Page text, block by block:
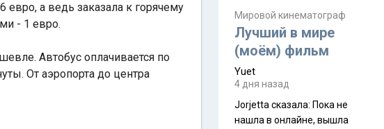
евро, а ведь заказала к горячему
- 1 евро.
Автобус оплачивается по
От аэропорта до центра
Мировой кинематограф
Лучший в мире
(моём) фильм
Yuet
4 дня назад
Jorjetta сказалa: Пока не
нашла в онлайне, вышла